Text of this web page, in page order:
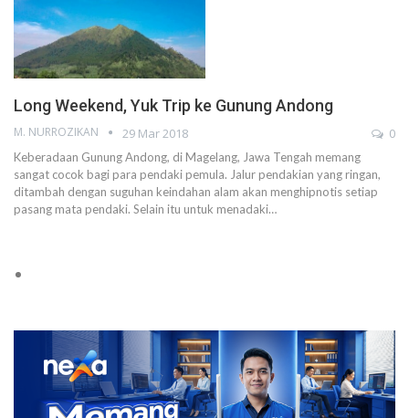
Long Weekend, Yuk Trip ke Gunung Andong
M. NURROZIKAN 29 Mar 2018 0
Keberadaan Gunung Andong, di Magelang, Jawa Tengah memang
sangat cocok bagi para pendaki pemula. Jalur pendakian yang ringan,
ditambah dengan suguhan keindahan alam akan menghipnotis setiap
pasang mata pendaki. Selain itu untuk menadaki…